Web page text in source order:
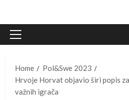
Primary
Home
Pol&Swe 2023
Hrvoje Horvat objavio širi popis za
važnih igrača